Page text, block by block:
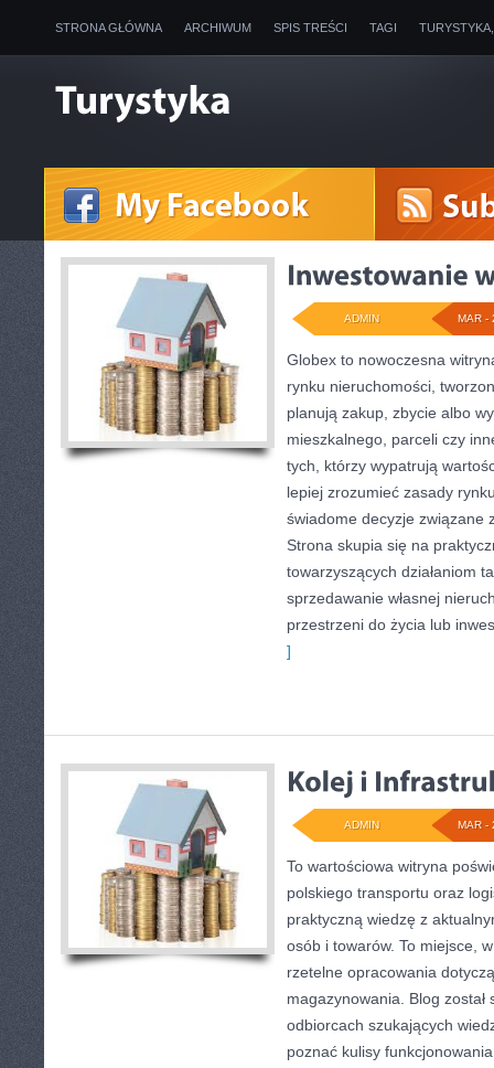
STRONA GŁÓWNA ARCHIWUM SPIS TREŚCI TAGI
MAR -
ADMIN
Globex to nowoczesna
rynku nieruchomości,
planują zakup, zbycie albo
mieszkalnego, parceli czy
tych, którzy wypatrują
lepiej zrozumieć zasady
świadome decyzje związane
Strona skupia się na
towarzyszących działaniom
sprzedawanie własnej
przestrzeni do życia lub
]
MAR -
ADMIN
To wartościowa witryna
polskiego transportu oraz
praktyczną wiedzę z
osób i towarów. To miejsce,
rzetelne opracowania
magazynowania. Blog został
odbiorcach szukających
poznać kulisy